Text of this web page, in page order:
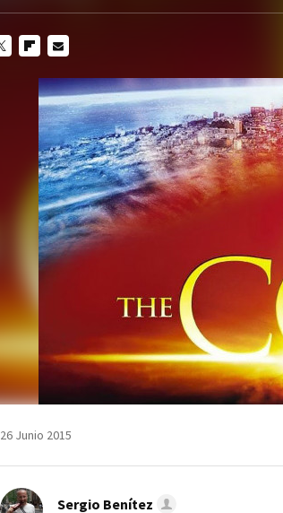
MAIL
26 Junio 2015
Sergio Benítez